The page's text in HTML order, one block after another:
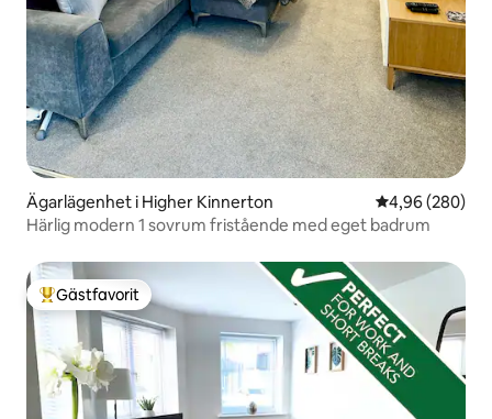
Ägarlägenhet i Higher Kinnerton 4,96 av 5 i
4,96 (280)
Härlig modern 1 sovrum fristående med eget badrum
Populär gästfavorit
Gästfavorit